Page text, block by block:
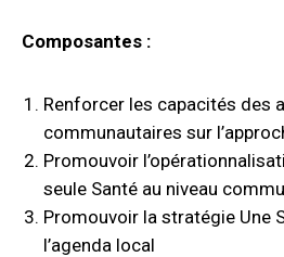
Composantes :
Renforcer les capacités des
communautaires sur
Promouvoir
seule Santé au niveau
Promouvoir la stratégie Une
l’agenda local